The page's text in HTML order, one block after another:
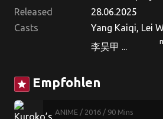
Released
28.06.2025
Casts
Yang Kaiqi, Lei
李昊甲 ...
star Empfohlen
ANIME / 2016 / 90 Mins